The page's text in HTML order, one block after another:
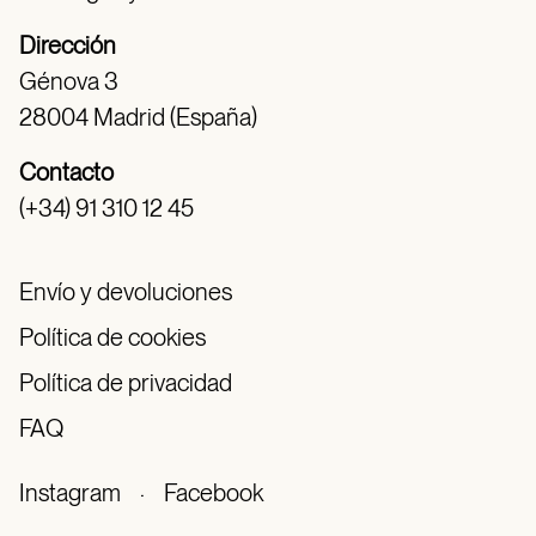
Dirección
Génova 3
28004 Madrid (España)
Contacto
(+34) 91 310 12 45
Envío y devoluciones
Política de cookies
Política de privacidad
FAQ
Instagram · Facebook